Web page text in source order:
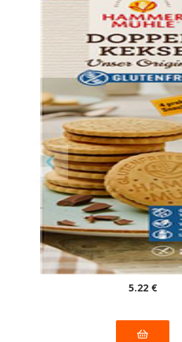
Biscuits DOUBLE
crème de cacao
allergènes
grammes
(dluo 19/11/2026) Sans les
majeurs.
5.22 €